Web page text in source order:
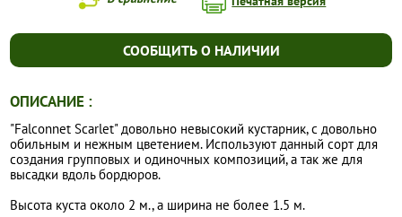
СООБЩИТЬ О НАЛИЧИИ
ОПИСАНИЕ :
"Falconnet Scarlet" довольно невысокий кустарник, с довольно
обильным и нежным цветением. Используют данный сорт для
создания групповых и одиночных композиций, а так же для
высадки вдоль бордюров.
Высота куста около 2 м., а ширина не более 1.5 м.